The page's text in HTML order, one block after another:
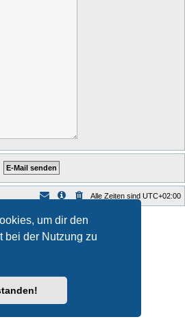
um dir den
bei der Nutzung zu
Alle Zeiten sind UTC+02:00
by forum tricolor tv,
® Forum Software © phpBB Limited
durchphpBB.de